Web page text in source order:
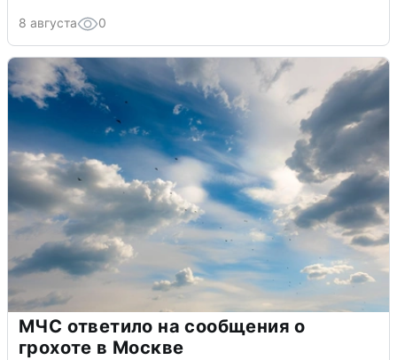
8 августа 0
МЧС ответило на сообщения о
грохоте в Москве